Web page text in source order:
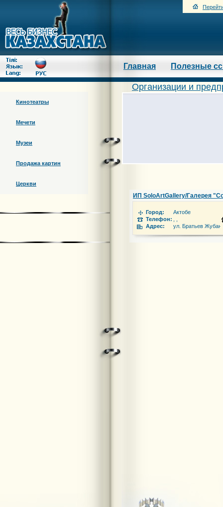
Главная Полезные
Кинотеатры
Мечети
Музеи
Продажа картин
Церкви
Организации и
ИП SoloArtGallery/Галерея
Город:
Актобе
Телефон:
Адрес:
ул. Братьев